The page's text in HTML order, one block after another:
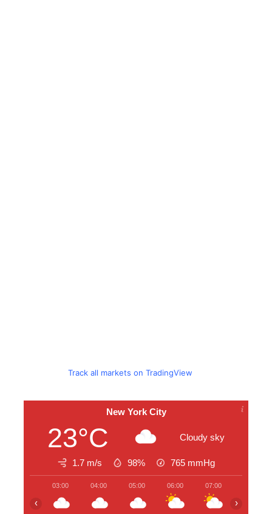
Track all markets on TradingView
New York City
23°C Cloudy sky
1.7 m/s 98% 765 mmHg
03:00 04:00 05:00 06:00 07:00
‹ ›